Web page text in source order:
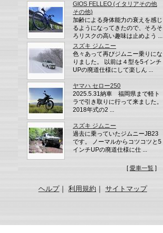
GIOS FELLEO (イタリアその他
その他)
加齢による身体能力の衰えを感じ
るようになってきたので、そろそ
ろリスクの高い趣味は止めよう ...
スズキ ジムニー
色々あって再びジムニー乗りにな
りました。 以前は４型を5インチ
UPの廃道仕様にして楽しん ...
ヤマハ セロー250
2025.5.31納車 福岡県まで軽ト
ラで引き取りに行って来ました。
2018年式の2 ...
スズキ ジムニー
過去に乗っていたジムニーJB23
です。 ノーマルからコツコツと5
インチUPの廃道仕様に仕 ...
[愛車一覧 ]
ヘルプ｜ 利用規約 ｜ サイトマップ